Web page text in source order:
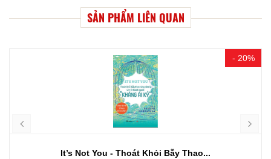
SẢN PHẨM LIÊN QUAN
- 20%
It’s Not You - Thoát Khỏi Bẫy Thao...